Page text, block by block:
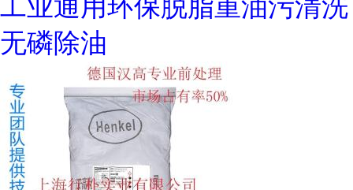
工业通用环保脱脂重油污清洗
无磷除油